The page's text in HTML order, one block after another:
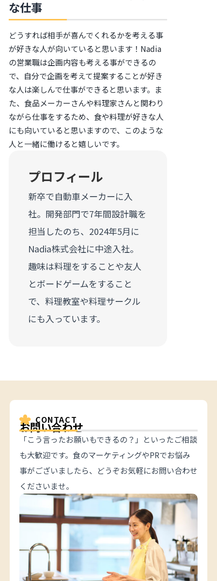
な仕事
どうすれば相手が喜んでくれるかを考える事
が好きな人が向いていると思います！Nadia
の営業職は企画内容も考える事ができるの
で、自分で企画を考えて提案することが好き
な人は楽しんで仕事ができると思います。ま
た、食品メーカーさんや料理家さんと関わり
ながら仕事をするため、食や料理が好きな人
にも向いていると思いますので、このような
人と一緒に働けると嬉しいです。
プロフィール
新卒で自動車メーカーに入
社。開発部門で7年間設計職を
担当したのち、2024年5月に
Nadia株式会社に中途入社。
趣味は料理をすることや友人
とボードゲームをすること
で、料理教室や料理サークル
にも入っています。
CONTACT
お問い合わせ
「こう言ったお願いもできるの？」といったご相談
も大歓迎です。食のマーケティングやPRでお悩み
事がございましたら、どうぞお気軽にお問い合わせ
くださいませ。